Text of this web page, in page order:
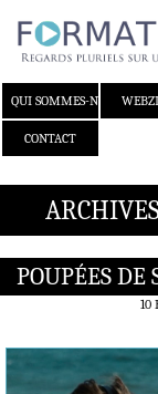
QUI SOMMES-NOUS ?
CONTACT
POUPÉES DE
10